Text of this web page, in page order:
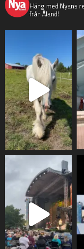
Häng med Nyans
från Åland!